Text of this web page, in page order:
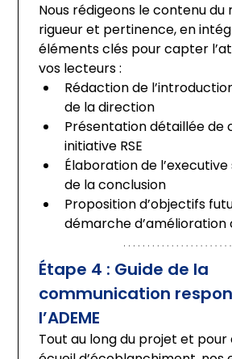
Nous rédigeons le contenu
rigueur et pertinence, en
éléments clés pour capter
vos lecteurs :
Rédaction de
de la direction
Présentation détaillée de
initiative RSE
Élaboration de
de la conclusion
Proposition d’objectifs
démarche d’amélioration
Étape 4 : Guide de la
communication
l’ADEME
Tout au long du projet et